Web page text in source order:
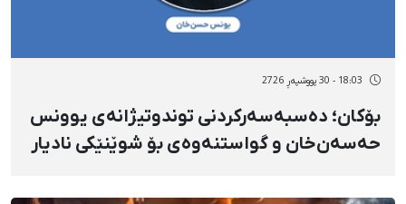
18:03 - 30 پووشپەڕ 2726
بۆکان؛ دەسبەسەرکردنی توندوتیژانەی یوونس
حەسەن‌خان و گواستنەوەی بۆ شوێنێکی نادیار